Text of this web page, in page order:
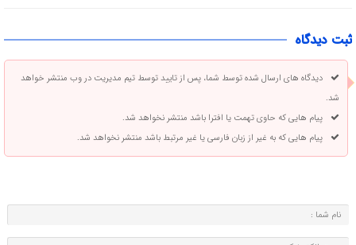
ثبت دیدگاه
دیدگاه های ارسال شده توسط شما، پس از تایید توسط تیم مدیریت در وب منتشر خواهد
شد.
پیام هایی که حاوی تهمت یا افترا باشد منتشر نخواهد شد.
پیام هایی که به غیر از زبان فارسی یا غیر مرتبط باشد منتشر نخواهد شد.